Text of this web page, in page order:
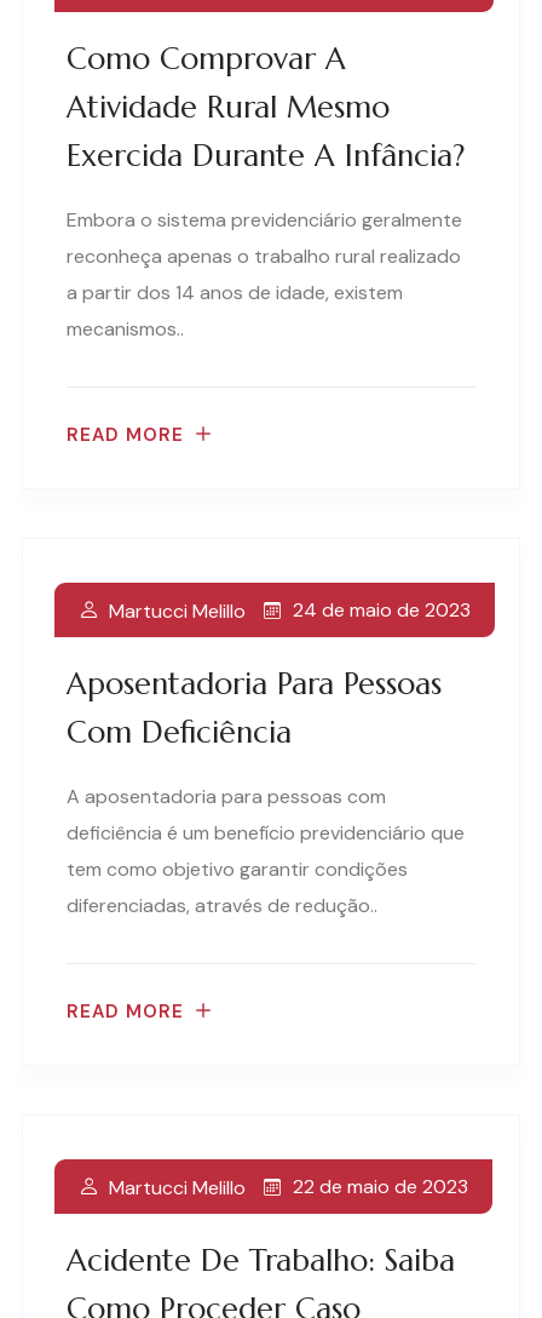
Como Comprovar A
Atividade Rural Mesmo
Exercida Durante A Infância?
Embora o sistema previdenciário geralmente
reconheça apenas o trabalho rural realizado
a partir dos 14 anos de idade, existem
mecanismos..
READ MORE
Aposentadoria Para Pessoas
Com Deficiência
Martucci Melillo 24 de maio de 2023
A aposentadoria para pessoas com
deficiência é um benefício previdenciário que
tem como objetivo garantir condições
diferenciadas, através de redução..
READ MORE
Acidente De Trabalho: Saiba
Como Proceder Caso
Martucci Melillo 22 de maio de 2023